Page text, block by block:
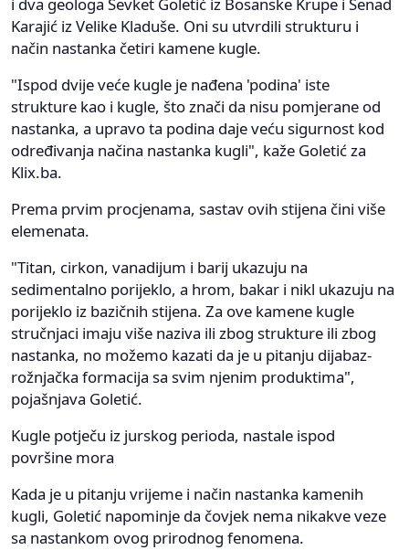
i dva geologa Ševket Goletić iz Bosanske Krupe i Senad
Karajić iz Velike Kladuše. Oni su utvrdili strukturu i
način nastanka četiri kamene kugle.
"Ispod dvije veće kugle je nađena 'podina' iste
strukture kao i kugle, što znači da nisu pomjerane od
nastanka, a upravo ta podina daje veću sigurnost kod
određivanja načina nastanka kugli", kaže Goletić za
Klix.ba.
Prema prvim procjenama, sastav ovih stijena čini više
elemenata.
"Titan, cirkon, vanadijum i barij ukazuju na
sedimentalno porijeklo, a hrom, bakar i nikl ukazuju na
porijeklo iz bazičnih stijena. Za ove kamene kugle
stručnjaci imaju više naziva ili zbog strukture ili zbog
nastanka, no možemo kazati da je u pitanju dijabaz-
rožnjačka formacija sa svim njenim produktima",
pojašnjava Goletić.
Kugle potječu iz jurskog perioda, nastale ispod
površine mora
Kada je u pitanju vrijeme i način nastanka kamenih
kugli, Goletić napominje da čovjek nema nikakve veze
sa nastankom ovog prirodnog fenomena.